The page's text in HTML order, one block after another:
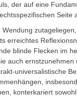
der auf eine
Seite
erreichtes
blinde Flecken im
auch ernstzunehmen
universalistische
konterkariert